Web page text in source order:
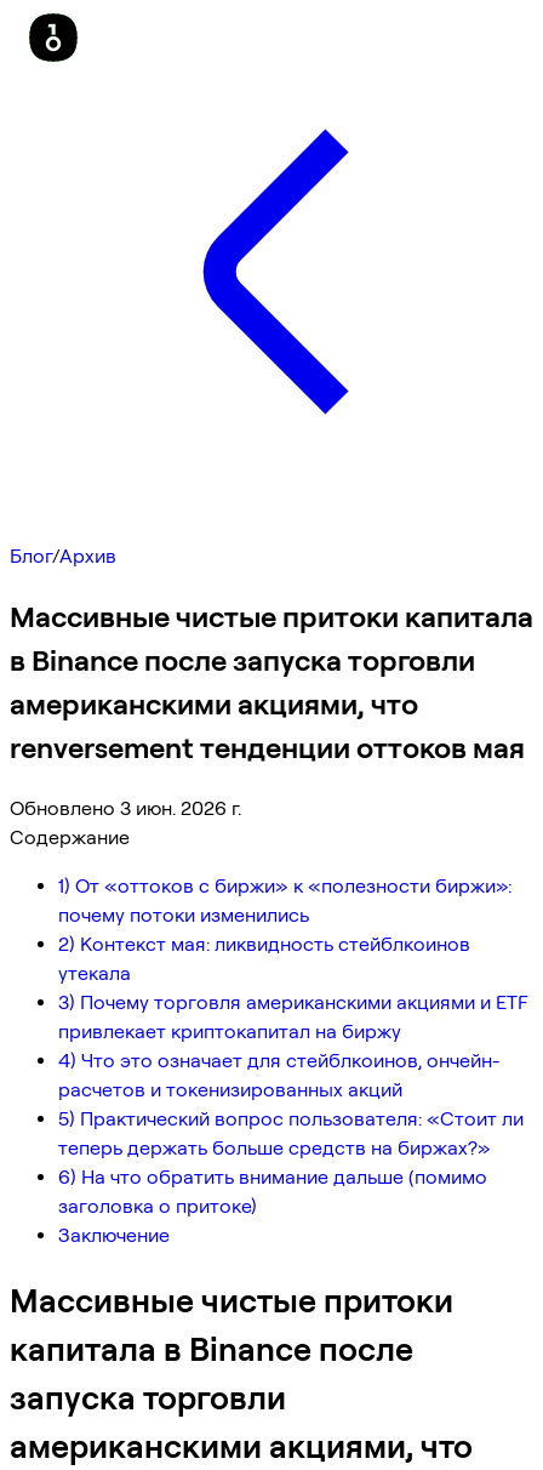
Блог/Архив
Массивные чистые притоки капитала
в Binance после запуска торговли
американскими акциями, что
renversement тенденции оттоков мая
Обновлено 3 июн. 2026 г.
Содержание
1) От «оттоков с биржи» к «полезности биржи»:
почему потоки изменились
2) Контекст мая: ликвидность стейблкоинов
утекала
3) Почему торговля американскими акциями и ETF
привлекает криптокапитал на биржу
4) Что это означает для стейблкоинов, ончейн-
расчетов и токенизированных акций
5) Практический вопрос пользователя: «Стоит ли
теперь держать больше средств на биржах?»
6) На что обратить внимание дальше (помимо
заголовка о притоке)
Заключение
Массивные чистые притоки
капитала в Binance после
запуска торговли
американскими акциями, что